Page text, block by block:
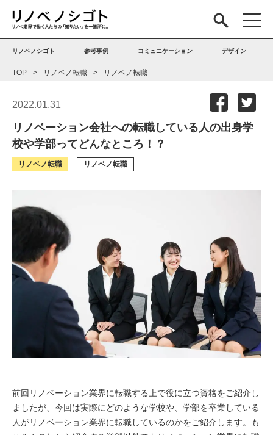
リノベノシゴト 参考事例 コミュニケーション デザイン
TOP リノベノ転職 リノベノ転職
2022.01.31
リノベーション会社への転職している人の出身学
校や学部ってどんなところ！？
リノベノ転職 リノベノ転職
前回リノベーション業界に転職する上で役に立つ資格をご紹介し
ましたが、今回は実際にどのような学校や、学部を卒業している
人がリノベーション業界に転職しているのかをご紹介します。
も